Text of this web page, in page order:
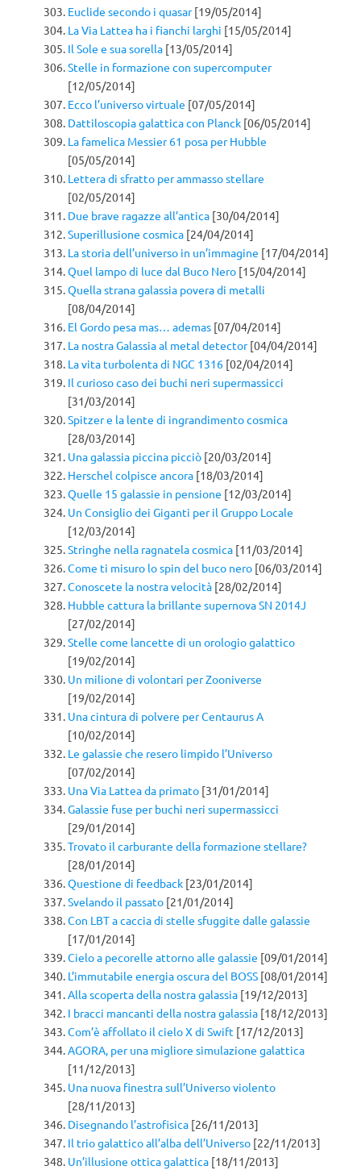
Euclide secondo i quasar[19/05/2014]
La Via Lattea ha i fianchi larghi [15/05/2014]
Il Sole e sua sorella [13/05/2014]
Stelle in formazione con supercomputer
[12/05/2014]
Ecco l’universo virtuale [07/05/2014]
Dattiloscopia galattica con Planck [06/05/2014]
La famelica Messier 61 posa per Hubble
[05/05/2014]
Lettera di sfratto per ammasso stellare
[02/05/2014]
Due brave ragazze all’antica [30/04/2014]
Superillusione cosmica [24/04/2014]
La storia dell’universo in un’immagine [17/04/2014]
Quel lampo di luce dal Buco Nero [15/04/2014]
Quella strana galassia povera di metalli
[08/04/2014]
El Gordo pesa mas… ademas [07/04/2014]
La nostra Galassia al metal detector[04/04/2014]
La vita turbolenta di NGC 1316 [02/04/2014]
Il curioso caso dei buchi neri supermassicci
[31/03/2014]
Spitzer e la lente di ingrandimento cosmica
[28/03/2014]
Una galassia piccina picciò [20/03/2014]
Herschel colpisce ancora [18/03/2014]
Quelle 15 galassie in pensione [12/03/2014]
Un Consiglio dei Giganti per il Gruppo Locale
[12/03/2014]
Stringhe nella ragnatela cosmica [11/03/2014]
Come ti misuro lo spin del buco nero [06/03/2014]
Conoscete la nostra velocità [28/02/2014]
Hubble cattura la brillante supernova SN 2014J
[27/02/2014]
Stelle come lancette di un orologio galattico
[19/02/2014]
Un milione di volontari per Zooniverse
[19/02/2014]
Una cintura di polvere per Centaurus A
[10/02/2014]
Le galassie che resero limpido l’Universo
[07/02/2014]
Una Via Lattea da primato [31/01/2014]
Galassie fuse per buchi neri supermassicci
[29/01/2014]
Trovato il carburante della formazione stellare?
[28/01/2014]
Questione di feedback [23/01/2014]
Svelando il passato [21/01/2014]
Con LBT a caccia di stelle sfuggite dalle galassie
[17/01/2014]
Cielo a pecorelle attorno alle galassie [09/01/2014]
L’immutabile energia oscura del BOSS [08/01/2014]
Alla scoperta della nostra galassia [19/12/2013]
I bracci mancanti della nostra galassia [18/12/2013]
Com’è affollato il cielo X di Swift [17/12/2013]
AGORA, per una migliore simulazione galattica
[11/12/2013]
Una nuova finestra sull’Universo violento
[28/11/2013]
Disegnando l’astrofisica [26/11/2013]
Il trio galattico all’alba dell’Universo [22/11/2013]
Un’illusione ottica galattica [18/11/2013]